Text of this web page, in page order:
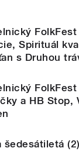
Spirituál
s Druhou
FolkFest
a HB Stop,
šedesátiletá (2)